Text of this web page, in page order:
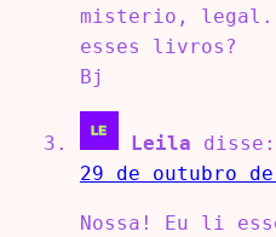
misterio, legal.
esses livros?
Bj
Leila
disse:
29 de outubro
Nossa! Eu li